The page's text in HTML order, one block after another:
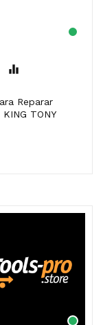
equalizer
KING TONY